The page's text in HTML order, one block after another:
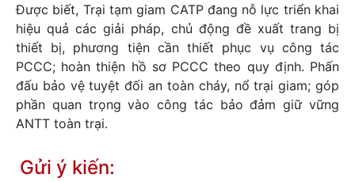
Được biết, Trại tạm giam CATP đang nỗ lực triển khai
hiệu quả các giải pháp, chủ động đề xuất trang bị
thiết bị, phương tiện cần thiết phục vụ công tác
PCCC; hoàn thiện hồ sơ PCCC theo quy định. Phấn
đấu bảo vệ tuyệt đối an toàn cháy, nổ trại giam; góp
phần quan trọng vào công tác bảo đảm giữ vững
ANTT toàn trại.
Gửi ý kiến: